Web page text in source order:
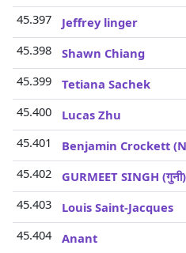
45.397
Jeffrey linger
45.398
Shawn Chiang
45.399
Tetiana Sachek
45.400
Lucas Zhu
45.401
Benjamin Crockett
45.402
GURMEET SINGH (गुनी)
45.403
Louis Saint-Jacques
45.404
Anant